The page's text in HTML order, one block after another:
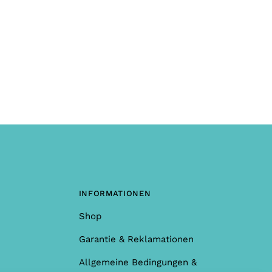
INFORMATIONEN
Shop
Garantie & Reklamationen
Allgemeine Bedingungen &